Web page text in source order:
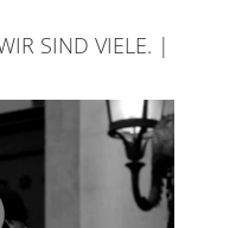
SIND VIELE. |